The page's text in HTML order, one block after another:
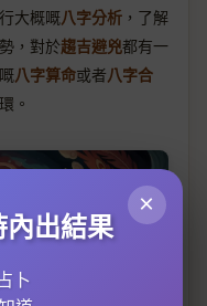
大概嘅八字分析 ，了解
，對於趨吉避兇都有一
八字算命或者八字合
。
×
出結果
卜